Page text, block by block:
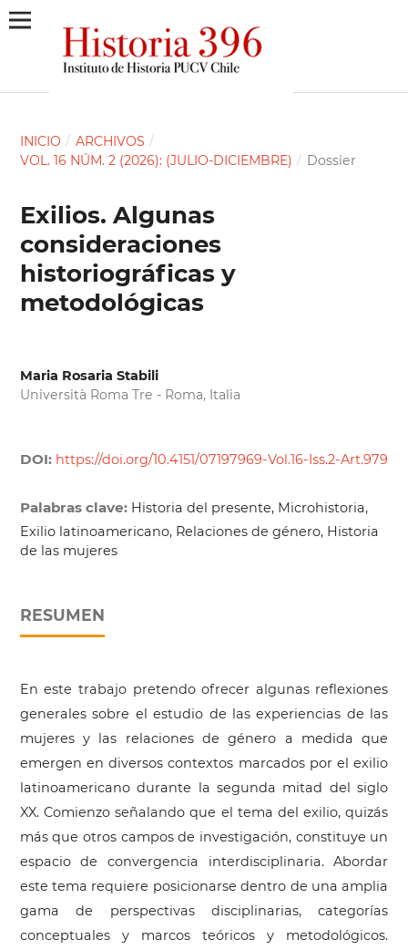
INICIO / ARCHIVOS /
VOL. 16 NÚM. 2 (2026): (JULIO-DICIEMBRE) / Dossier
Exilios. Algunas
consideraciones
historiográficas y
metodológicas
Maria Rosaria Stabili
Università Roma Tre - Roma, Italia
DOI: https://doi.org/10.4151/07197969-Vol.16-Iss.2-Art.979
Palabras clave: Historia del presente, Microhistoria,
Exilio latinoamericano, Relaciones de género, Historia
de las mujeres
RESUMEN
En este trabajo pretendo ofrecer algunas reflexiones
generales sobre el estudio de las experiencias de las
mujeres y las relaciones de género a medida que
emergen en diversos contextos marcados por el exilio
latinoamericano durante la segunda mitad del siglo
XX. Comienzo señalando que el tema del exilio, quizás
más que otros campos de investigación, constituye un
espacio de convergencia interdisciplinaria. Abordar
este tema requiere posicionarse dentro de una amplia
gama de perspectivas disciplinarias, categorías
conceptuales y marcos teóricos y metodológicos.